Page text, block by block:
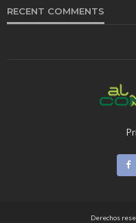
RECENT COMMENTS
Derechos